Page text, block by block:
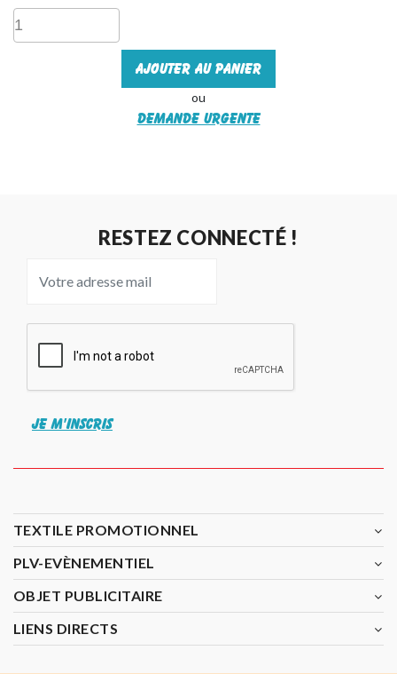
Ajouter au panier
ou
Demande urgente
RESTEZ CONNECTÉ !
JE M'INSCRIS
TEXTILE PROMOTIONNEL
PLV-EVÈNEMENTIEL
OBJET PUBLICITAIRE
LIENS DIRECTS